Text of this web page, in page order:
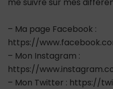
– Ma page Facebook :
https://
– Mon Instagram :
https://
– Mon Twitter : https://